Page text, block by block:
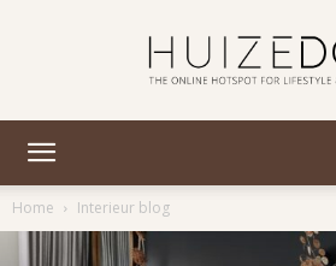
Home
Interieur blog